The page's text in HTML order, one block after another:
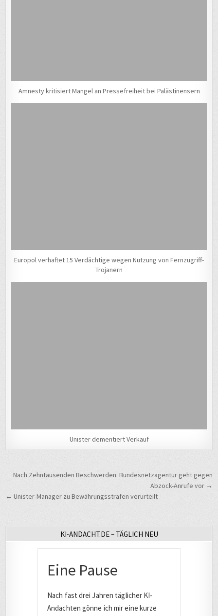
Amnesty kritisiert Mangel an Pressefreiheit bei Palästinensern
Europol verhaftet 15 Verdächtige wegen Nutzung von Fernzugriff-
Trojanern
Unister dementiert Verkauf
Beitragsnavigation
Nach Zehntausenden Beschwerden: Bundesnetzagentur geht gegen
Abzock-Anrufe vor →
← Unister-Manager zu Bewährungsstrafen verurteilt
KI-ANDACHT.DE – TÄGLICH NEU